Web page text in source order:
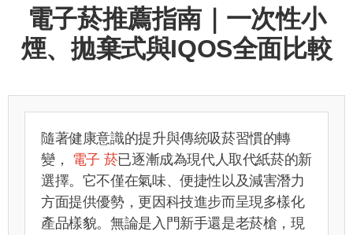
電子菸推薦指南｜一次性小
煙、拋棄式與IQOS全面比較
隨著健康意識的提升與傳統吸菸習慣的轉
變，
電子 菸已逐漸成為現代人取代紙菸的新
選擇。它不僅在氣味、便捷性以及減害潛力
方面提供優勢，更因科技進步而呈現多樣化
產品樣貌。無論是入門新手還是老菸槍，現